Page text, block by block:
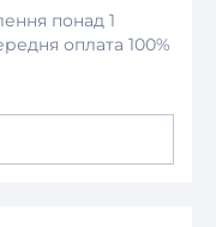
понад 1
оплата 100%